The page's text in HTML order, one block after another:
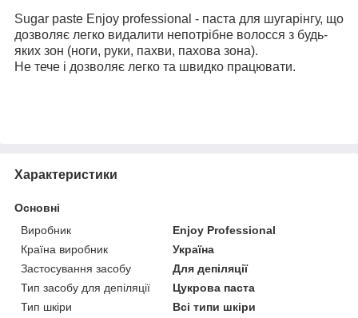
Sugar paste Enjoy professional - паста для шугарінгу, що
дозволяє легко видалити непотрібне волосся з будь-
яких зон (ноги, руки, пахви, пахова зона).
Не тече і дозволяє легко та швидко працювати.
Характеристики
Основні
Виробник
Enjoy Professional
Країна виробник
Україна
Застосування засобу
Для депіляції
Тип засобу для депіляції
Цукрова паста
Тип шкіри
Всі типи шкіри